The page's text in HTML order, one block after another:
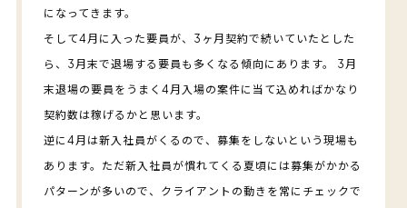
になってきます。
そして4月に入った要員が、3ヶ月契約で続いていたとした
ら、3月末で退場する要員も多くなる傾向にあります。 3月
末退場の要員をうまく4月入場の案件に当て込めればかなり
契約数は稼げるかと思います。
逆に4月は新入社員がくるので、募集をしないという現場も
あります。ただ新入社員が慣れてくる夏頃には募集がかかる
パターンが多いので、クライアントの動きを常にチェックで